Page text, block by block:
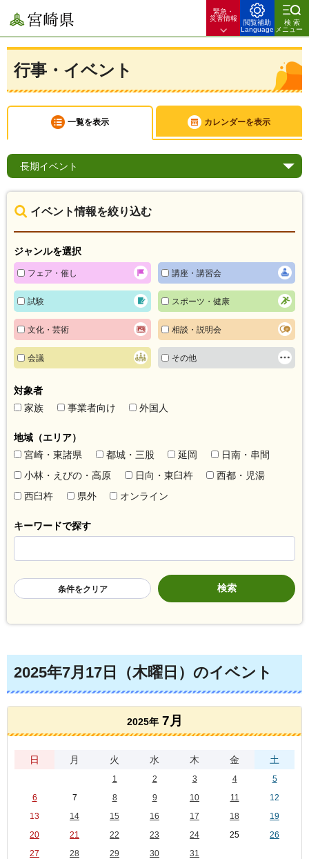
宮崎県
緊急・
災害情報
閲覧補助
Language
検索
メニュー
行事・イベント
一覧を表示 カレンダーを表示
長期イベント
イベント情報を絞り込む
ジャンルを選択
フェア・催し 講座・講習会
試験 スポーツ・健康
文化・芸術 相談・説明会
会議 その他
対象者
家族
事業者向け 外国人
地域（エリア）
宮崎・東諸県
都城・三股 延岡
日南・串間
小林・えびの・高原
日向・東臼杵
西都・児湯
西臼杵
県外 オンライン
キーワードで探す
条件をクリア
2025年7月17日（木曜日）のイベント
2025年 7月
日 月 火 水 木 金 土
1 2 3 4
5
6
7 8 9 10 11
12
13
14 15 16 17 18
19
20
21 22 23 24 25
26
27
28 29 30 31